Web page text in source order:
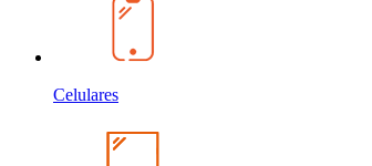
Celulares